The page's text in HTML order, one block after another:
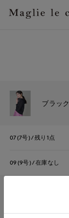
ブラック
07(7号) 残り1点
09(9号) 在庫なし